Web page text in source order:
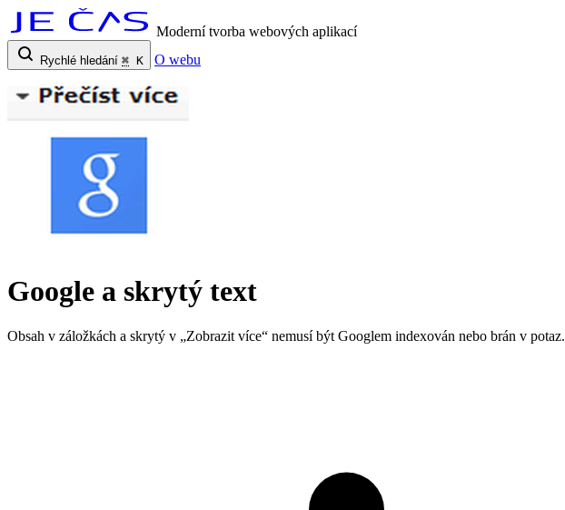
Moderní tvorba webových aplikací
Rychlé hledání ⌘ K O webu
Google a skrytý text
Obsah v záložkách a skrytý v „Zobrazit více“ nemusí být Googlem indexován nebo brán v potaz.